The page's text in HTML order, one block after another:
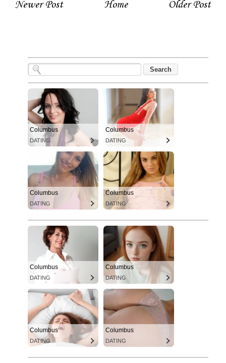
Newer Post Older Post
Home
Columbus
DATING
Columbus
DATING
Columbus
DATING
Columbus
DATING
Columbus
DATING
Columbus
DATING
Columbus
DATING
Columbus
DATING